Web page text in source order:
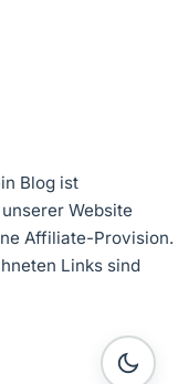
Blog ist
Website
Affiliate-Provision.
Links sind